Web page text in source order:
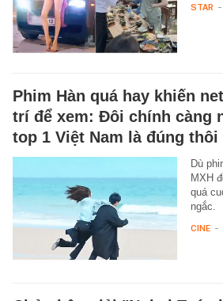
STAR -
Phim Hàn quá hay khiến
trí để xem: Đôi chính càng
top 1 Việt Nam là đúng thôi
Dù
MXH
quá
ngắc.
CINE -